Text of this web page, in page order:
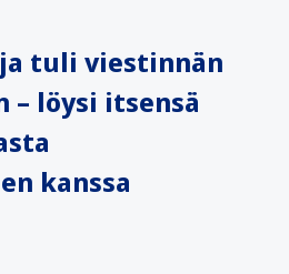
tuli viestinnän
löysi itsensä
kanssa